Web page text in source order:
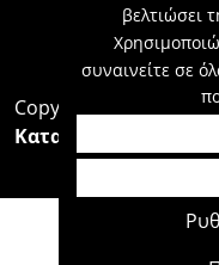
Copyright 2026,
Κατασκευή
βελτιώσει
συναινείτε σε